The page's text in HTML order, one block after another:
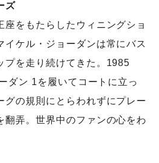
ズ
座をもたらしたウィニングショ
イケル・ジョーダンは常にバス
プを走り続けてきた。1985
ダン 1を履いてコートに立っ
グの規則にとらわれずにプレー
翻弄。世界中のファンの心をわ